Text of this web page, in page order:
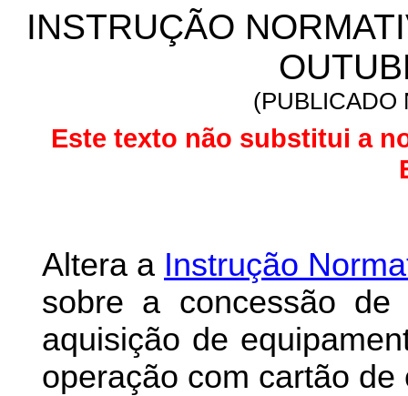
INSTRUÇÃO
(PUBLICADO
Este texto não substitui a
Altera a Instrução
sobre a concessão
aquisição de
operação com cartão